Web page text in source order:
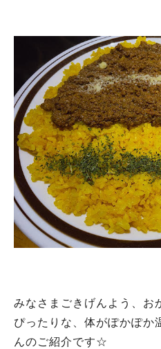
みなさまごきげんよう、お
ぴったりな、体がぽかぽか
んのご紹介です☆